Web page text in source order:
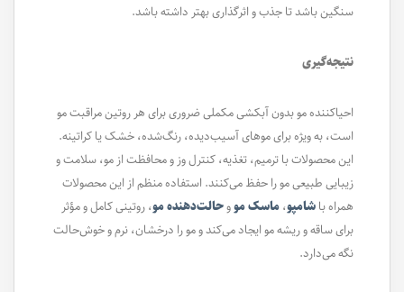
سنگین باشد تا جذب و اثرگذاری بهتر داشته باشد.
نتیجه‌گیری
احیاکننده مو بدون آبکشی مکملی ضروری برای هر روتین مراقبت مو
است، به ویژه برای موهای آسیب‌دیده، رنگ‌شده، خشک یا کراتینه.
این محصولات با ترمیم، تغذیه، کنترل وز و محافظت از مو، سلامت و
زیبایی طبیعی مو را حفظ می‌کنند. استفاده منظم از این محصولات
همراه باشامپو،ماسک مووحالت‌دهنده‌ مو، روتینی کامل و مؤثر
برای ساقه و ریشه مو ایجاد می‌کند و مو را درخشان، نرم و خوش‌حالت
نگه می‌دارد.